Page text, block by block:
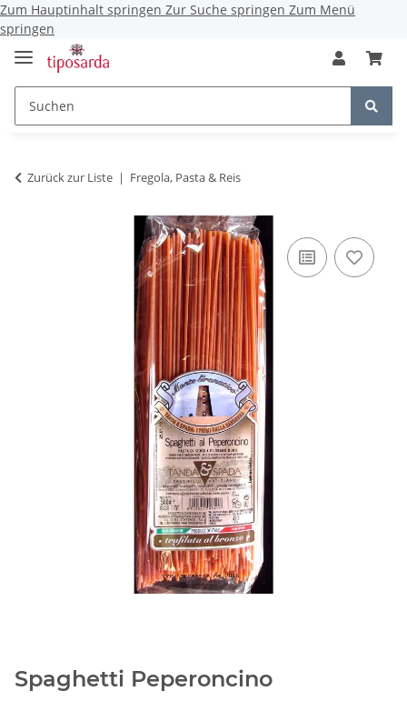
Zum Hauptinhalt springen Zur Suche springen Zum Menü
springen
Zurück zur Liste Fregola, Pasta & Reis
Spaghetti Peperoncino